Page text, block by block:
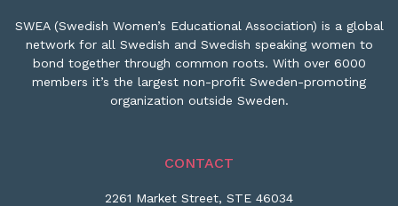
SWEA (Swedish Women’s Educational Association) is a global
network for all Swedish and Swedish speaking women to
bond together through common roots. With over 6000
members it’s the largest non-profit Sweden-promoting
organization outside Sweden.
CONTACT
2261 Market Street, STE 46034